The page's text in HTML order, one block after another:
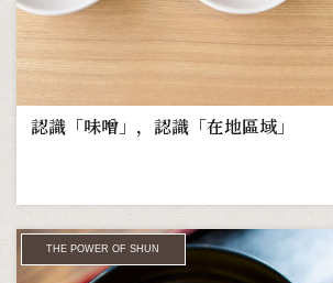
認識「味噌」，認識「在地區域」
THE POWER OF SHUN